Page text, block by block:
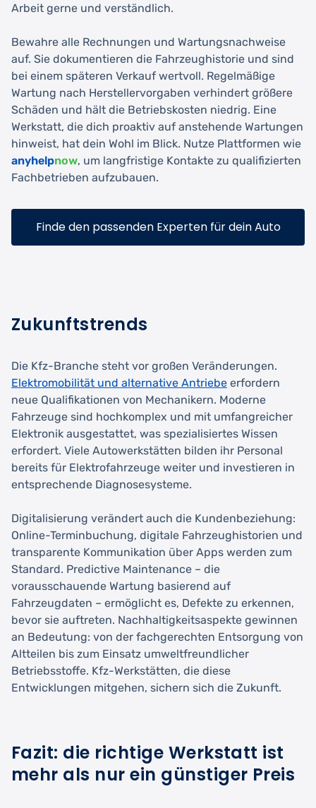
Arbeit gerne und verständlich.
Bewahre alle Rechnungen und Wartungsnachweise
auf. Sie dokumentieren die Fahrzeughistorie und sind
bei einem späteren Verkauf wertvoll. Regelmäßige
Wartung nach Herstellervorgaben verhindert größere
Schäden und hält die Betriebskosten niedrig. Eine
Werkstatt, die dich proaktiv auf anstehende Wartungen
hinweist, hat dein Wohl im Blick. Nutze Plattformen wie
anyhelpnow, um langfristige Kontakte zu qualifizierten
Fachbetrieben aufzubauen.
Finde den passenden Experten für dein Auto
Zukunftstrends
Die Kfz-Branche steht vor großen Veränderungen.
Elektromobilität und alternative Antriebe erfordern
neue Qualifikationen von Mechanikern. Moderne
Fahrzeuge sind hochkomplex und mit umfangreicher
Elektronik ausgestattet, was spezialisiertes Wissen
erfordert. Viele Autowerkstätten bilden ihr Personal
bereits für Elektrofahrzeuge weiter und investieren in
entsprechende Diagnosesysteme.
Digitalisierung verändert auch die Kundenbeziehung:
Online-Terminbuchung, digitale Fahrzeughistorien und
transparente Kommunikation über Apps werden zum
Standard. Predictive Maintenance – die
vorausschauende Wartung basierend auf
Fahrzeugdaten – ermöglicht es, Defekte zu erkennen,
bevor sie auftreten. Nachhaltigkeitsaspekte gewinnen
an Bedeutung: von der fachgerechten Entsorgung von
Altteilen bis zum Einsatz umweltfreundlicher
Betriebsstoffe. Kfz-Werkstätten, die diese
Entwicklungen mitgehen, sichern sich die Zukunft.
Fazit: die richtige Werkstatt ist
mehr als nur ein günstiger Preis